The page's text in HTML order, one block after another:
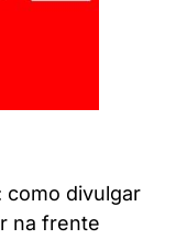
como divulgar
na frente